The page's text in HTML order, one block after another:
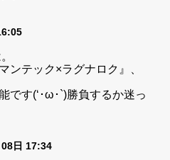
ンテック×ラグナロク』、
です(‘･ω･`)勝負するか迷っ
日 17:34